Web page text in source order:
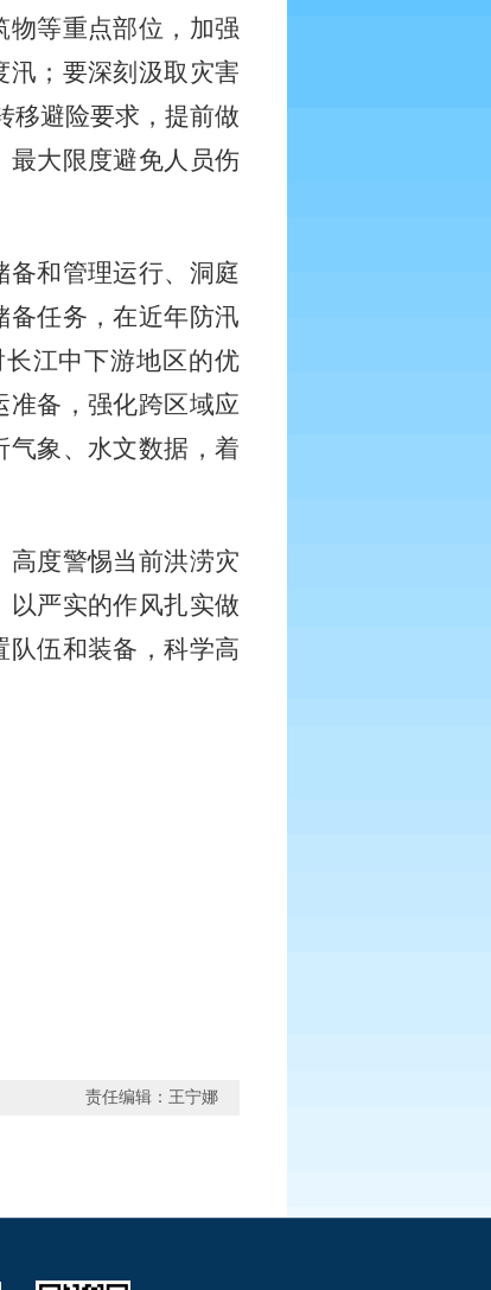
物等重点部位，加强
汛；要深刻汲取灾害
移避险要求，提前做
最大限度避免人员伤
备和管理运行、洞庭
备任务，在近年防汛
江中下游地区的优
准备，强化跨区域应
气象、水文数据，着
高度警惕当前洪涝灾
以严实的作风扎实做
队伍和装备，科学高
责任编辑：王宁娜